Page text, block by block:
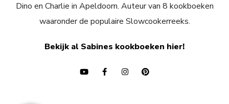
Dino en Charlie in Apeldoorn. Auteur van 8 kookboeken
waaronder de populaire Slowcookerreeks.
Bekijk al Sabines kookboeken hier!